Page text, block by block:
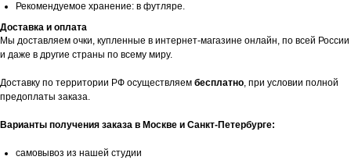
Рекомендуемое хранение: в футляре.
Доставка и оплата
Мы доставляем очки, купленные в интернет-магазине онлайн, по всей России
и даже в другие страны по всему миру.
Доставку по территории РФ осуществляем бесплатно, при условии полной
предоплаты заказа.
Варианты получения заказа в Москве и Санкт-Петербурге:
самовывоз из нашей студии